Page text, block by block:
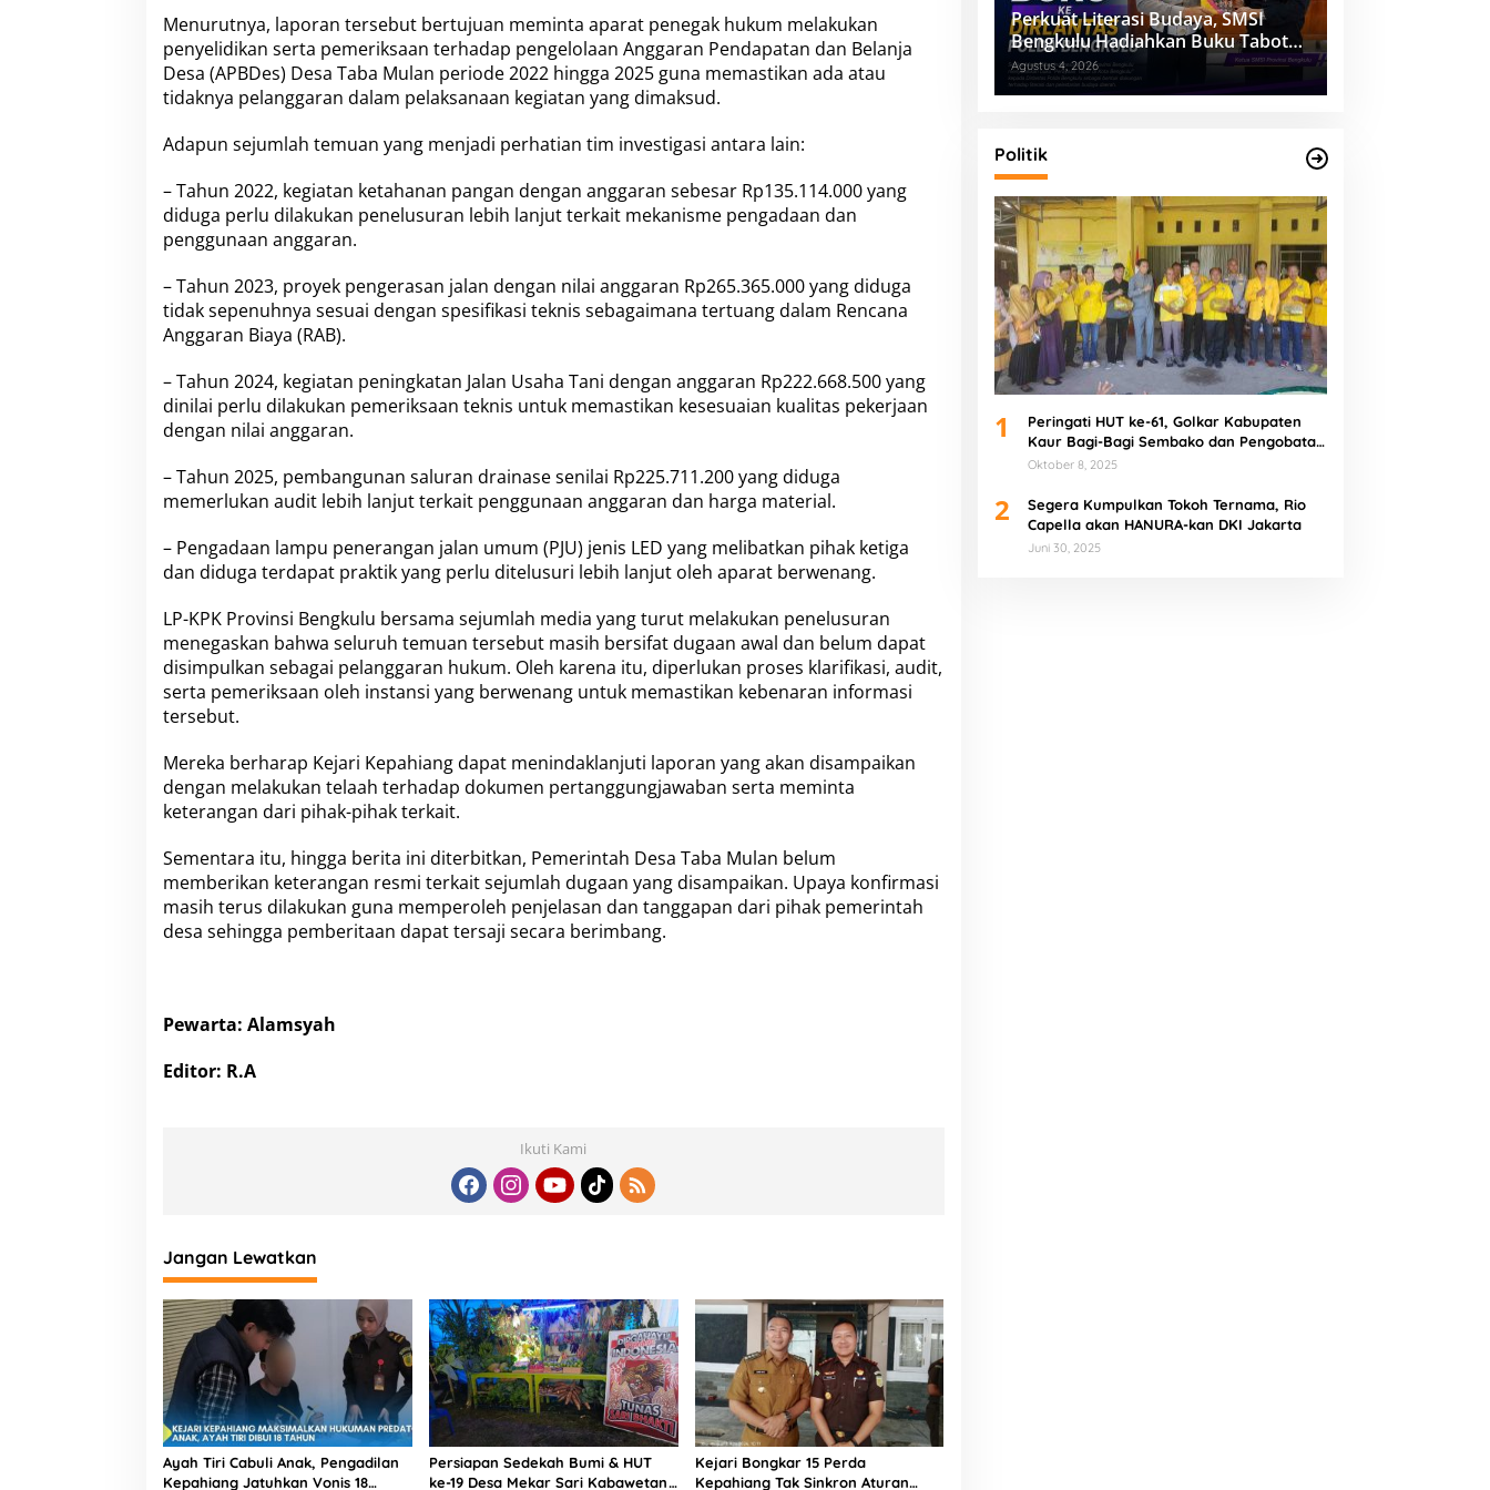
a
n
k
e
r
i
K
e
a
h
i
n
g
Menurutnya, laporan tersebut bertujuan meminta aparat penegak hukum melakukan
penyelidikan serta pemeriksaan terhadap pengelolaan Anggaran Pendapatan dan Belanja
Desa (APBDes) Desa Taba Mulan periode 2022 hingga 2025 guna memastikan ada atau
tidaknya pelanggaran dalam pelaksanaan kegiatan yang dimaksud.
Adapun sejumlah temuan yang menjadi perhatian tim investigasi antara lain:
– Tahun 2022, kegiatan ketahanan pangan dengan anggaran sebesar Rp135.114.000 yang
diduga perlu dilakukan penelusuran lebih lanjut terkait mekanisme pengadaan dan
penggunaan anggaran.
– Tahun 2023, proyek pengerasan jalan dengan nilai anggaran Rp265.365.000 yang diduga
tidak sepenuhnya sesuai dengan spesifikasi teknis sebagaimana tertuang dalam Rencana
Anggaran Biaya (RAB).
– Tahun 2024, kegiatan peningkatan Jalan Usaha Tani dengan anggaran Rp222.668.500 yang
dinilai perlu dilakukan pemeriksaan teknis untuk memastikan kesesuaian kualitas pekerjaan
dengan nilai anggaran.
– Tahun 2025, pembangunan saluran drainase senilai Rp225.711.200 yang diduga
memerlukan audit lebih lanjut terkait penggunaan anggaran dan harga material.
– Pengadaan lampu penerangan jalan umum (PJU) jenis LED yang melibatkan pihak ketiga
dan diduga terdapat praktik yang perlu ditelusuri lebih lanjut oleh aparat berwenang.
LP-KPK Provinsi Bengkulu bersama sejumlah media yang turut melakukan penelusuran
menegaskan bahwa seluruh temuan tersebut masih bersifat dugaan awal dan belum dapat
disimpulkan sebagai pelanggaran hukum. Oleh karena itu, diperlukan proses klarifikasi, audit,
serta pemeriksaan oleh instansi yang berwenang untuk memastikan kebenaran informasi
tersebut.
Mereka berharap Kejari Kepahiang dapat menindaklanjuti laporan yang akan disampaikan
dengan melakukan telaah terhadap dokumen pertanggungjawaban serta meminta
keterangan dari pihak-pihak terkait.
Sementara itu, hingga berita ini diterbitkan, Pemerintah Desa Taba Mulan belum
memberikan keterangan resmi terkait sejumlah dugaan yang disampaikan. Upaya konfirmasi
masih terus dilakukan guna memperoleh penjelasan dan tanggapan dari pihak pemerintah
desa sehingga pemberitaan dapat tersaji secara berimbang.
Pewarta: Alamsyah
Editor: R.A
Ikuti Kami
Jangan Lewatkan
Ayah Tiri Cabuli Anak, Pengadilan
Kepahiang Jatuhkan Vonis 18
Persiapan Sedekah Bumi & HUT
ke-19 Desa Mekar Sari Kabawetan
Kejari Bongkar 15 Perda
Kepahiang Tak Sinkron Aturan
Perkuat Literasi Budaya, SMSI
Bengkulu Hadiahkan Buku Tabot
untuk Dirlantas Polda
Agustus 4, 2026
Politik
1
Peringati HUT ke-61, Golkar Kabupaten
Kaur Bagi-Bagi Sembako dan Pengobatan
Gratis
Oktober 8, 2025
2
Segera Kumpulkan Tokoh Ternama, Rio
Capella akan HANURA-kan DKI Jakarta
Juni 30, 2025